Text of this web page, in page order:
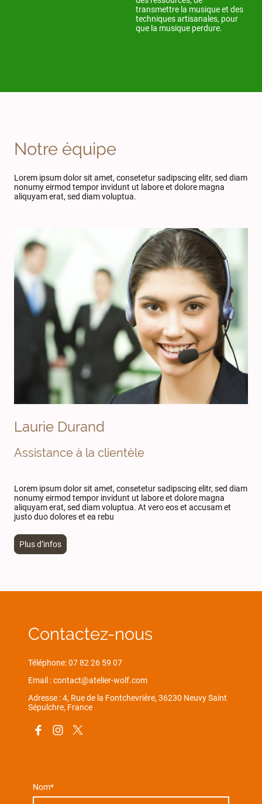
transmettre la musique et des
techniques artisanales, pour
que la musique perdure.
Notre équipe
Lorem ipsum dolor sit amet, consetetur sadipscing elitr, sed diam
nonumy eirmod tempor invidunt ut labore et dolore magna
aliquyam erat, sed diam voluptua.
Laurie Durand
Assistance à la clientèle
Lorem ipsum dolor sit amet, consetetur sadipscing elitr, sed diam
nonumy eirmod tempor invidunt ut labore et dolore magna
aliquyam erat, sed diam voluptua. At vero eos et accusam et
justo duo dolores et ea rebu
Plus d’infos
Contactez-nous
Téléphone: 07 82 26 59 07
Email : contact@atelier-wolf.com
Adresse : 4, Rue de la Fontchevrière, 36230 Neuvy Saint
Sépulchre, France
Nom*